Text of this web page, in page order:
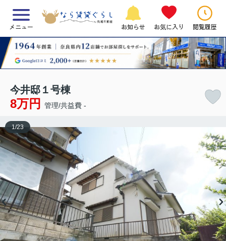
メニュー お知らせ お気に入り 閲覧履歴
今井邸１号棟
8万円 管理/共益費 -
1/23